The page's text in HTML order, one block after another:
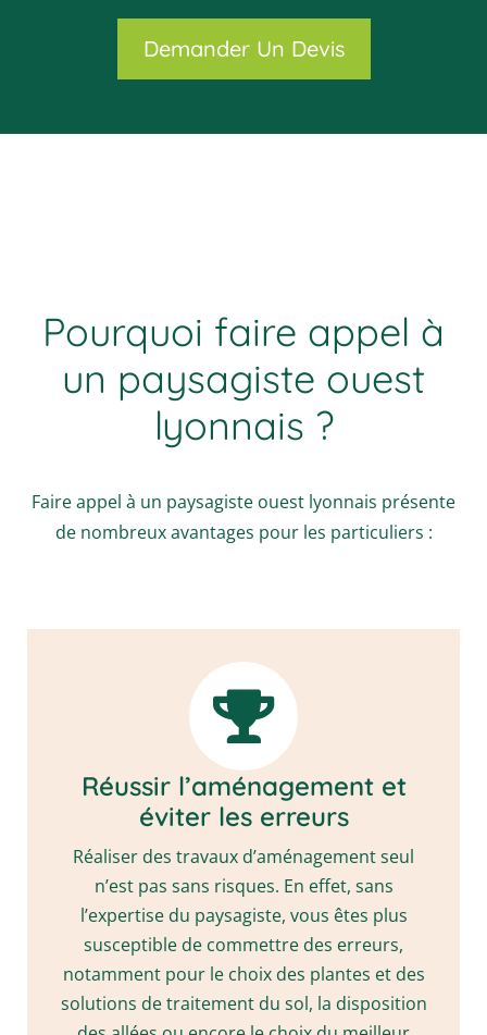
Demander Un Devis
Pourquoi faire appel à
un paysagiste ouest
lyonnais ?
Faire appel à un paysagiste ouest lyonnais présente
de nombreux avantages pour les particuliers :
Réussir l’aménagement et
éviter les erreurs
Réaliser des travaux d’aménagement seul
n’est pas sans risques. En effet, sans
l’expertise du paysagiste, vous êtes plus
susceptible de commettre des erreurs,
notamment pour le choix des plantes et des
solutions de traitement du sol, la disposition